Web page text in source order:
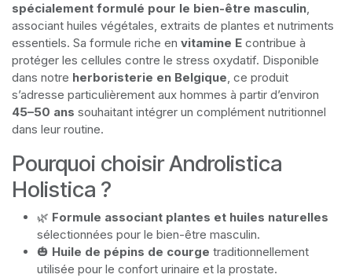
spécialement formulé pour le bien-être masculin,
associant huiles végétales, extraits de plantes et nutriments
essentiels. Sa formule riche en vitamine E contribue à
protéger les cellules contre le stress oxydatif. Disponible
dans notre herboristerie en Belgique, ce produit
s’adresse particulièrement aux hommes à partir d’environ
45–50 ans souhaitant intégrer un complément nutritionnel
dans leur routine.
Pourquoi choisir Androlistica
Holistica ?
🌿 Formule associant plantes et huiles naturelles
sélectionnées pour le bien-être masculin.
🎃 Huile de pépins de courge traditionnellement
utilisée pour le confort urinaire et la prostate.